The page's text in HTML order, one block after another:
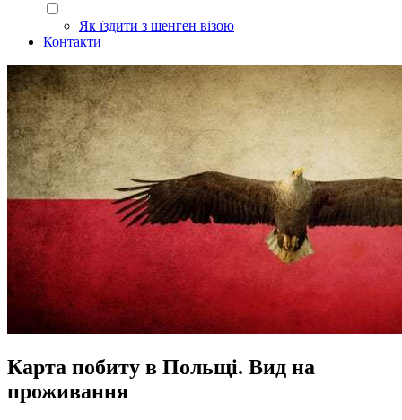
Як їздити з шенген візою
Контакти
Карта побиту в Польщі. Вид на
проживання